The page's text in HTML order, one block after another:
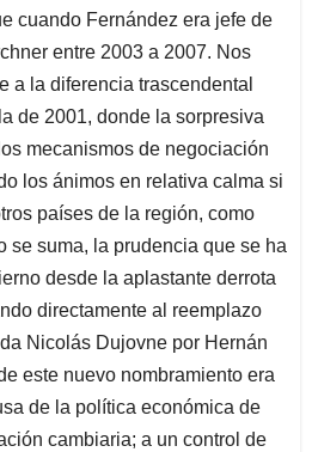
cuando Fernández era jefe de
entre 2003 a 2007. Nos
a la diferencia trascendental
de 2001, donde la sorpresiva
mecanismos de negociación
los ánimos en relativa calma si
países de la región, como
se suma, la prudencia que se ha
desde la aplastante derrota
directamente al reemplazo
Nicolás Dujovne por Hernán
este nuevo nombramiento era
de la política económica de
cambiaria; a un control de